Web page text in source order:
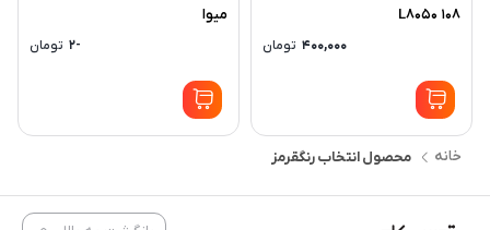
108 L8050
400,000 تومان
میوا
-2 تومان
خانه محصول انتخاب رنگقرمز